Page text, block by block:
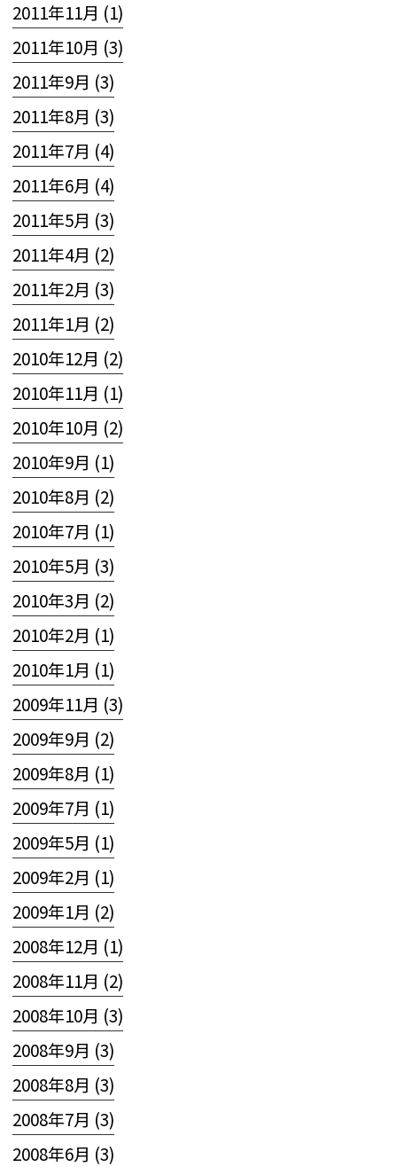
2011年11月 (1)
2011年10月 (3)
2011年9月 (3)
2011年8月 (3)
2011年7月 (4)
2011年6月 (4)
2011年5月 (3)
2011年4月 (2)
2011年2月 (3)
2011年1月 (2)
2010年12月 (2)
2010年11月 (1)
2010年10月 (2)
2010年9月 (1)
2010年8月 (2)
2010年7月 (1)
2010年5月 (3)
2010年3月 (2)
2010年2月 (1)
2010年1月 (1)
2009年11月 (3)
2009年9月 (2)
2009年8月 (1)
2009年7月 (1)
2009年5月 (1)
2009年2月 (1)
2009年1月 (2)
2008年12月 (1)
2008年11月 (2)
2008年10月 (3)
2008年9月 (3)
2008年8月 (3)
2008年7月 (3)
2008年6月 (3)